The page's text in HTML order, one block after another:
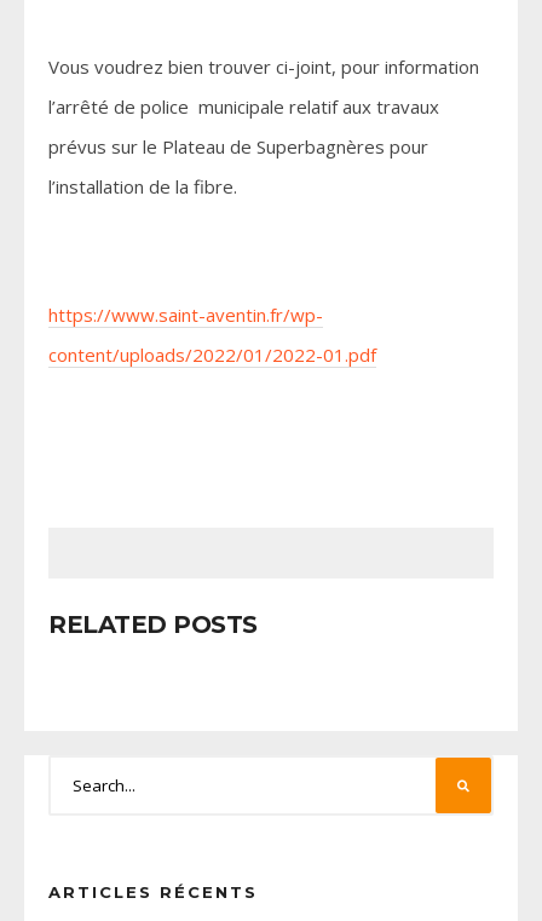
Vous voudrez bien trouver ci-joint, pour information
l’arrêté de police municipale relatif aux travaux
prévus sur le Plateau de Superbagnères pour
l’installation de la fibre.
https://www.saint-aventin.fr/wp-
content/uploads/2022/01/2022-01.pdf
RELATED POSTS
ARTICLES RÉCENTS